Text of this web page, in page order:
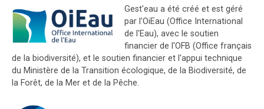
Gest'eau a été créé et est géré
par l'OiEau (Office International
de l'Eau), avec le soutien
financier de l'OFB (Office français
de la biodiversité), et le soutien financier et l'appui technique
du Ministère de la Transition écologique, de la Biodiversité, de
la Forêt, de la Mer et de la Pêche.